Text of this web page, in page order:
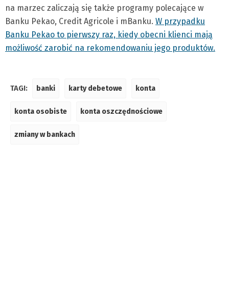
na marzec zaliczają się także programy polecające w
Banku Pekao, Credit Agricole i mBanku. W przypadku
Banku Pekao to pierwszy raz, kiedy obecni klienci mają
możliwość zarobić na rekomendowaniu jego produktów.
TAGI: banki karty debetowe konta
konta osobiste konta oszczędnościowe
zmiany w bankach